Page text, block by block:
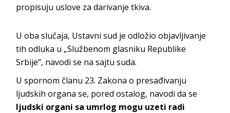
propisuju uslove za darivanje tkiva.
U oba slučaja, Ustavni sud je odložio objavljivanje
tih odluka u „Službenom glasniku Republike
Srbije“, navodi se na sajtu suda.
U spornom članu 23. Zakona o presađivanju
ljudskih organa se, pored ostalog, navodi da se
ljudski organi sa umrlog mogu uzeti radi